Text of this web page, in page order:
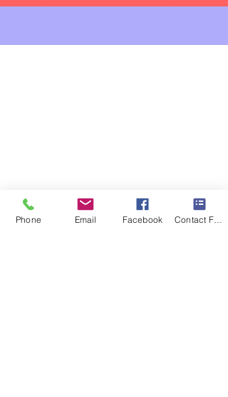
© 2020 bởi Living In The Lights
Phone Email Facebook Contact Form